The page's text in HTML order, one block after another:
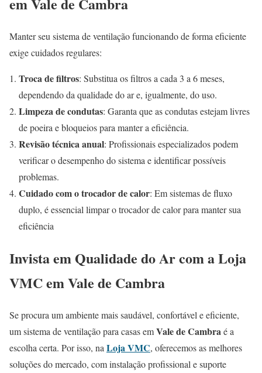
Manter seu sistema de ventilação funcionando de forma eficiente
exige cuidados regulares:
Troca de filtros: Substitua os filtros a cada 3 a 6 meses,
dependendo da qualidade do ar e, igualmente, do uso.
Limpeza de condutas: Garanta que as condutas estejam livres
de poeira e bloqueios para manter a eficiência.
Revisão técnica anual: Profissionais especializados podem
verificar o desempenho do sistema e identificar possíveis
problemas.
Cuidado com o trocador de calor: Em sistemas de fluxo
duplo, é essencial limpar o trocador de calor para manter sua
eficiência
Invista em Qualidade do Ar com a Loja
VMC em Vale de Cambra
Se procura um ambiente mais saudável, confortável e eficiente,
um sistema de ventilação para casas emVale de Cambraé a
escolha certa. Por isso, na Loja VMC, oferecemos as melhores
soluções do mercado, com instalação profissional e suporte